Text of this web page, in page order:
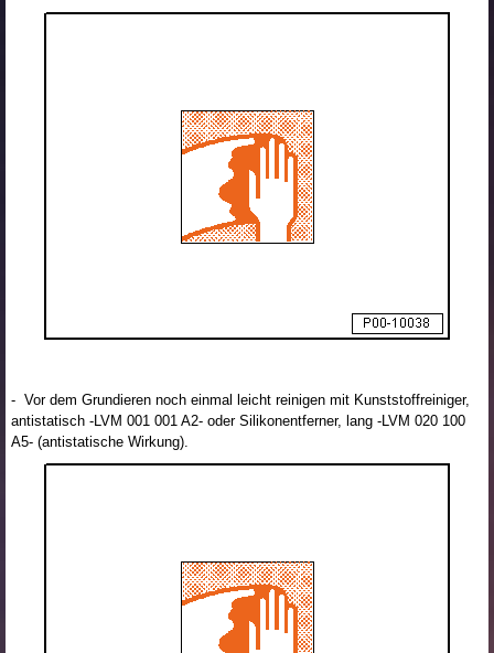
- Vor dem Grundieren noch einmal leicht reinigen mit Kunststoffreiniger,
antistatisch -LVM 001 001 A2- oder Silikonentferner, lang -LVM 020 100
A5- (antistatische Wirkung).